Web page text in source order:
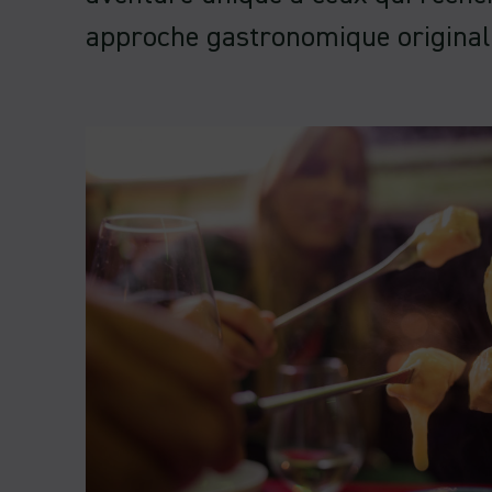
approche gastronomique